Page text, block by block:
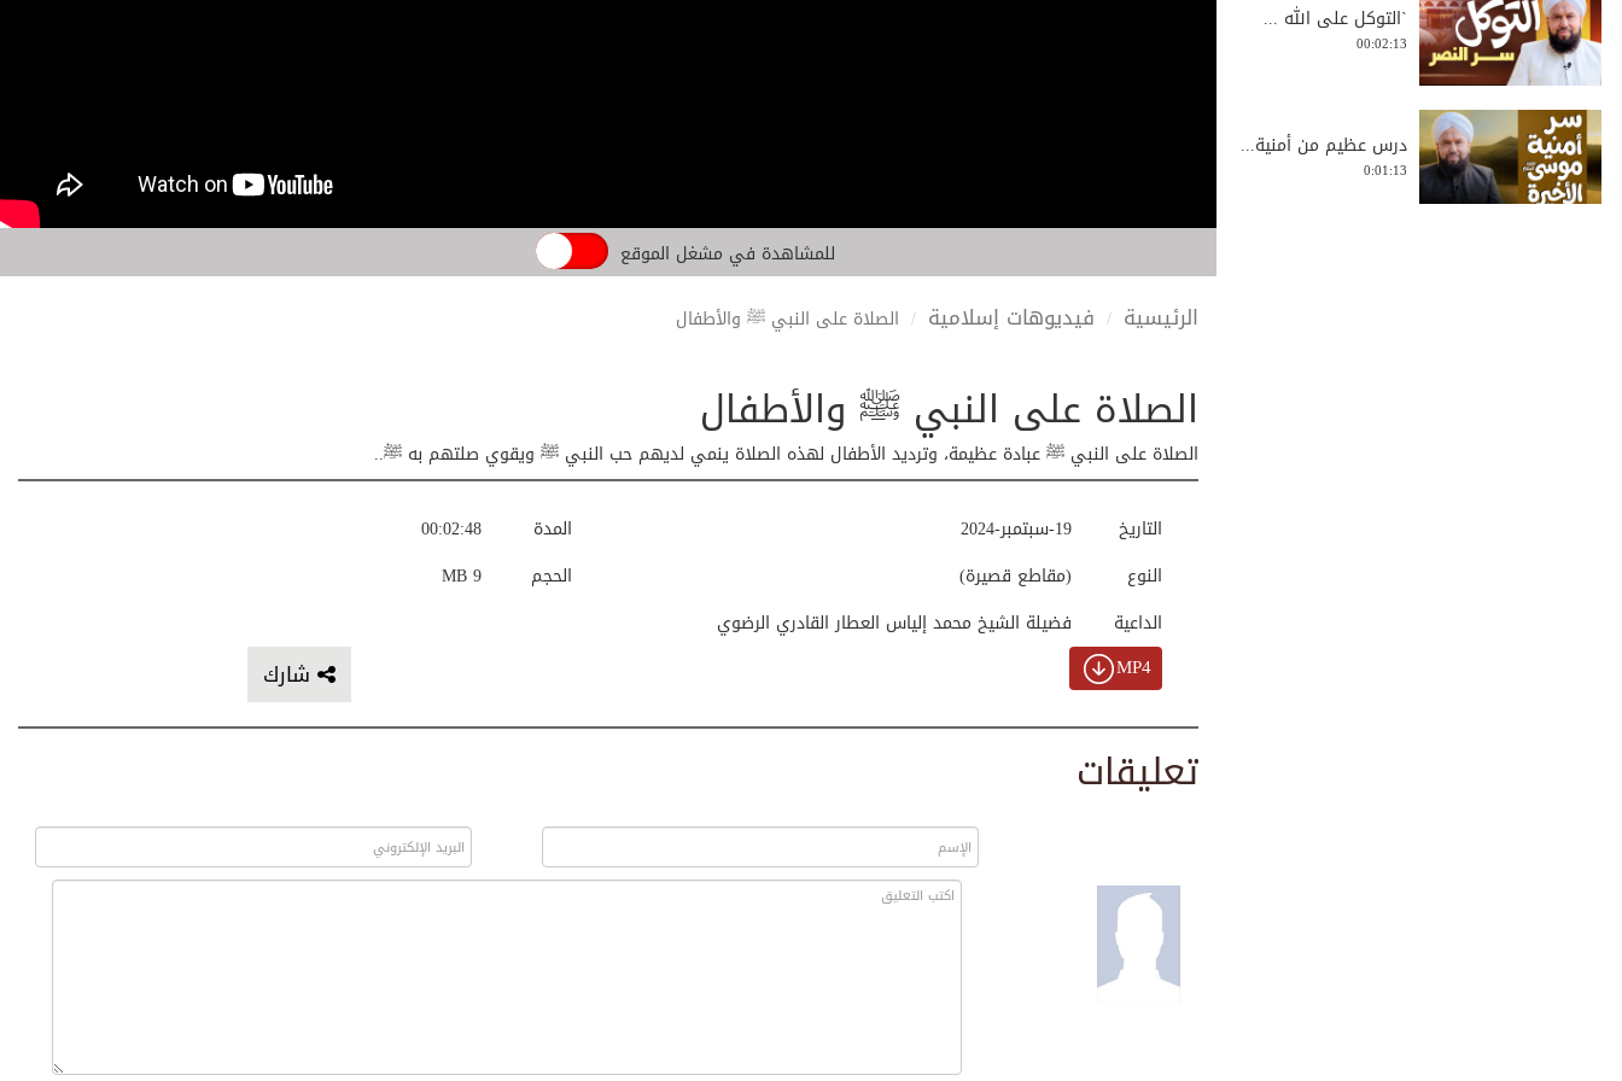
للمشاهدة في مشغل الموقع
الرئيسية فيديوهات إسلامية الصلاة على النبي ﷺ والأطفال
الصلاة على النبي ﷺ والأطفال
الصلاة على النبي ﷺ عبادة عظيمة، وترديد الأطفال لهذه الصلاة ينمي لديهم حب النبي ﷺ ويقوي صلتهم به ﷺ..
00:02:48
المدة
9 MB
الحجم
19-سبتمبر-2024
التاريخ
(مقاطع قصيرة)
النوع
فضيلة الشيخ محمد إلياس العطار القادري الرضوي
الداعية
شارك MP4
تعليقات
`التوكل على الله ...
00:02:13
درس عظيم من أمنية...
0:01:13